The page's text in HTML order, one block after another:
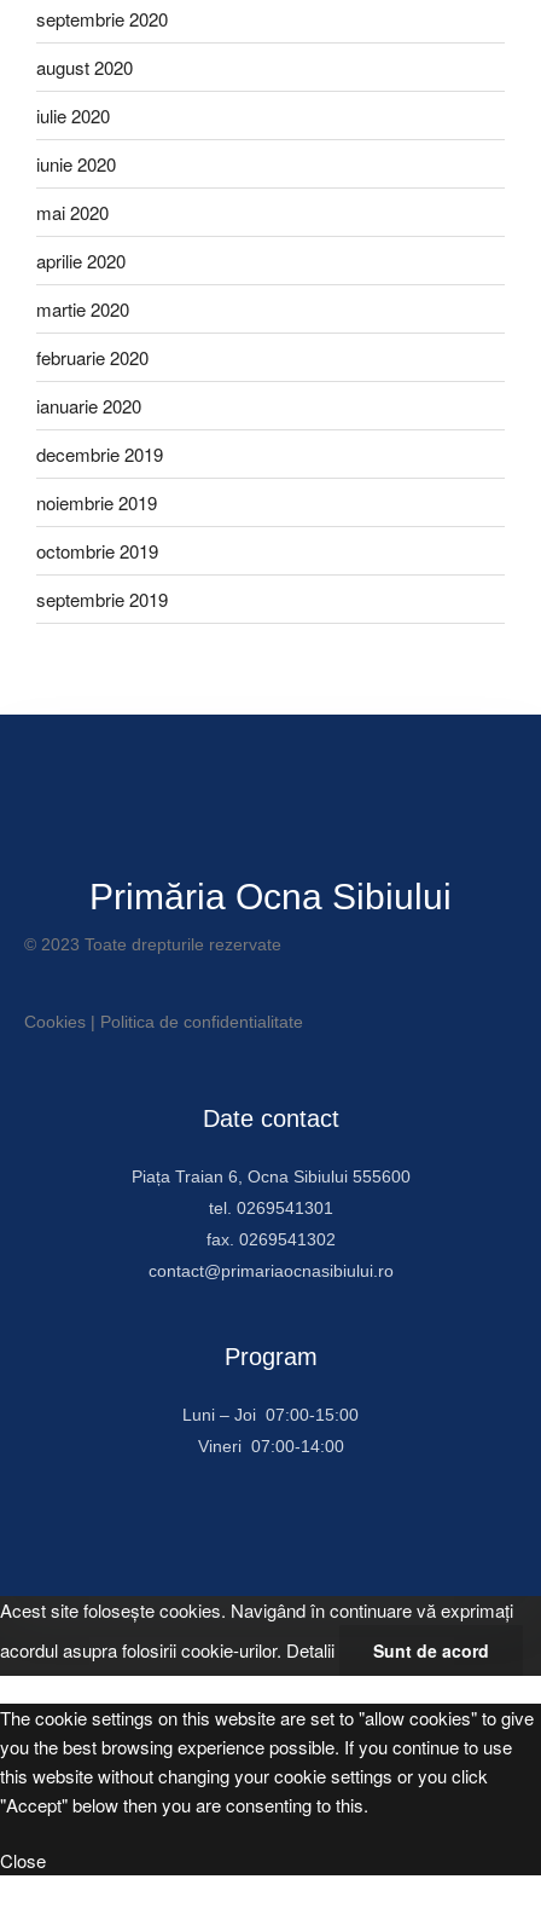
septembrie 2020
august 2020
iulie 2020
iunie 2020
mai 2020
aprilie 2020
martie 2020
februarie 2020
ianuarie 2020
decembrie 2019
noiembrie 2019
octombrie 2019
septembrie 2019
Primăria Ocna Sibiului
© 2023 Toate drepturile rezervate
Cookies | Politica de confidentialitate
Date contact
Piața Traian 6, Ocna Sibiului 555600
tel. 0269541301
fax. 0269541302
contact@primariaocnasibiului.ro
Program
Luni – Joi 07:00-15:00
Vineri 07:00-14:00
Acest site foloseşte cookies. Navigând în continuare vă exprimaţi
acordul asupra folosirii cookie-urilor. Detalii Sunt de acord
The cookie settings on this website are set to "allow cookies" to give
you the best browsing experience possible. If you continue to use
this website without changing your cookie settings or you click
"Accept" below then you are consenting to this.
Close